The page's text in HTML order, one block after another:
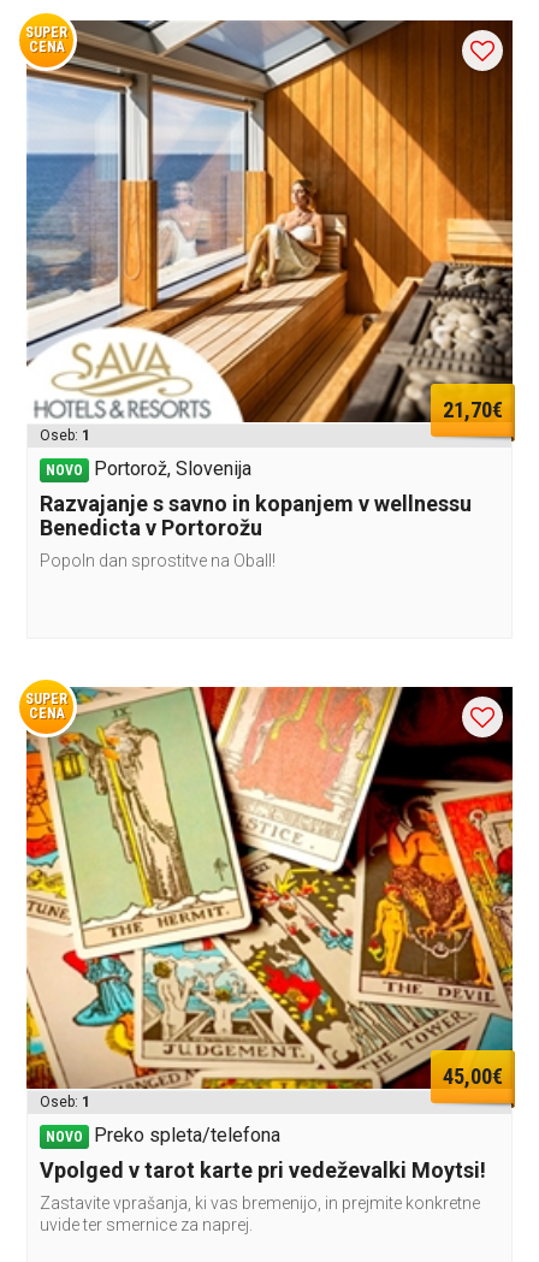
SUPER
CENA
21,70€
Oseb: 1
NOVO Portorož, Slovenija
Razvajanje s savno in kopanjem v wellnessu
Benedicta v Portorožu
Popoln dan sprostitve na ObalI!
SUPER
CENA
45,00€
Oseb: 1
NOVO Preko spleta/telefona
Vpolged v tarot karte pri vedeževalki Moytsi!
Zastavite vprašanja, ki vas bremenijo, in prejmite konkretne
uvide ter smernice za naprej.